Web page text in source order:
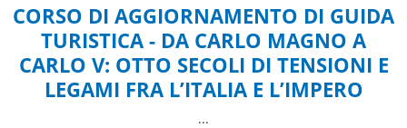
CORSO DI AGGIORNAMENTO DI GUIDA
TURISTICA - DA CARLO MAGNO A
CARLO V: OTTO SECOLI DI TENSIONI E
LEGAMI FRA L’ITALIA E L’IMPERO
...